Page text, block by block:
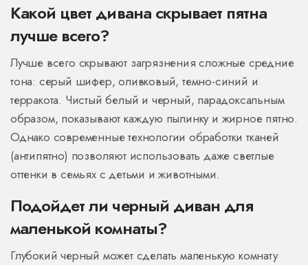
Какой цвет дивана скрывает пятна
лучше всего?
Лучше всего скрывают загрязнения сложные средние
тона: серый шифер, оливковый, темно-синий и
терракота. Чистый белый и черный, парадоксальным
образом, показывают каждую пылинку и жирное пятно.
Однако современные технологии обработки тканей
(антипятно) позволяют использовать даже светлые
оттенки в семьях с детьми и животными.
Подойдет ли черный диван для
маленькой комнаты?
Глубокий черный может сделать маленькую комнату